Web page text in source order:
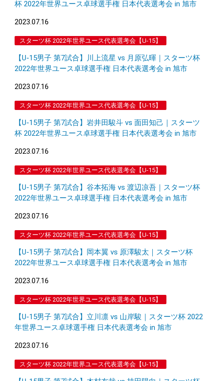
杯 2022年世界ユース卓球選手権 日本代表選考会 in 旭市
2023.07.16
スターツ杯 2022年世界ユース代表選考会【U-15】
【U-15男子 第7試合】川上流星 vs 月原弘暉｜スターツ杯
2022年世界ユース卓球選手権 日本代表選考会 in 旭市
2023.07.16
スターツ杯 2022年世界ユース代表選考会【U-15】
【U-15男子 第7試合】岩井田駿斗 vs 面田知己｜スターツ
杯 2022年世界ユース卓球選手権 日本代表選考会 in 旭市
2023.07.16
スターツ杯 2022年世界ユース代表選考会【U-15】
【U-15男子 第7試合】谷本拓海 vs 渡辺凉吾｜スターツ杯
2022年世界ユース卓球選手権 日本代表選考会 in 旭市
2023.07.16
スターツ杯 2022年世界ユース代表選考会【U-15】
【U-15男子 第7試合】岡本翼 vs 原澤駿太｜スターツ杯
2022年世界ユース卓球選手権 日本代表選考会 in 旭市
2023.07.16
スターツ杯 2022年世界ユース代表選考会【U-15】
【U-15男子 第7試合】立川凛 vs 山岸駿｜スターツ杯 2022
年世界ユース卓球選手権 日本代表選考会 in 旭市
2023.07.16
スターツ杯 2022年世界ユース代表選考会【U-15】